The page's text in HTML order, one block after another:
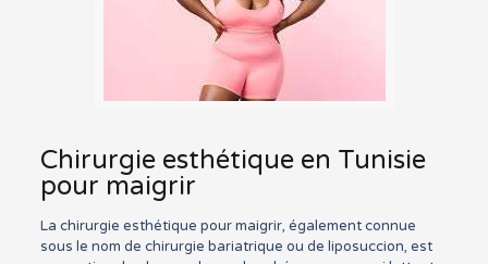
Chirurgie esthétique en Tunisie
pour maigrir
La chirurgie esthétique pour maigrir, également connue
sous le nom de chirurgie bariatrique ou de liposuccion, est